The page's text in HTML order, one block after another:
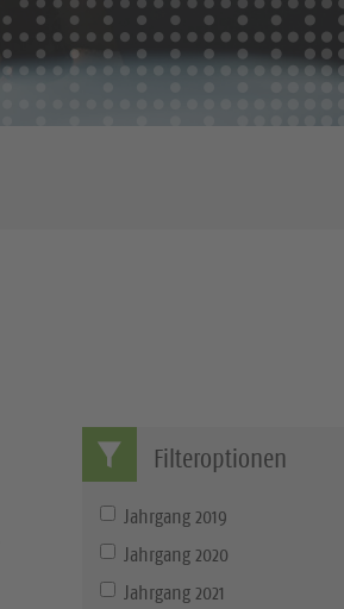
Filteroptionen
Jahrgang 2019
Jahrgang 2020
Jahrgang 2021